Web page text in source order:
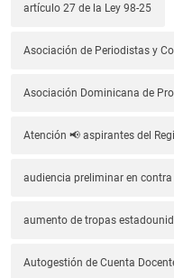
artículo 27 de la Ley 98-25
Asociación de Periodistas y
Asociación Dominicana de
Atención 📢 aspirantes del
audiencia preliminar en contra
aumento de tropas
Autogestión de Cuenta